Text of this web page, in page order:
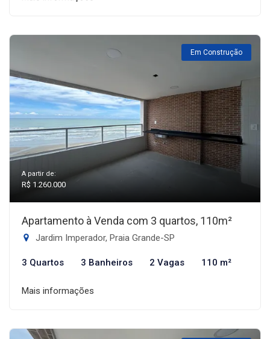
Em Construção
A partir de:
R$ 1.260.000
Apartamento à Venda com 3 quartos, 110m²
Jardim Imperador, Praia Grande-SP
3 Quartos 3 Banheiros 2 Vagas 110 m²
Mais informações